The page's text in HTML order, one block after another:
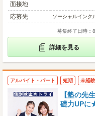
面接地
応募先
ソーシャルインク
募集終了日時：
詳細を見る
アルバイト・パート 短期 未経
【塾の先
礎力UPに